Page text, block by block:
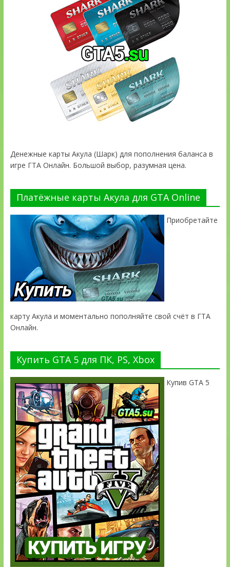
Денежные карты Акула (Шарк) для пополнения баланса в
игре ГТА Онлайн. Большой выбор, разумная цена.
Платёжные карты Акула для GTA Online
Приобретайте
карту Акула и моментально пополняйте свой счёт в ГТА
Онлайн.
Купить GTA 5 для ПК, PS, Xbox
Купив GTA 5